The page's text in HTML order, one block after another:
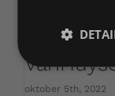
oktober 5th, 2022